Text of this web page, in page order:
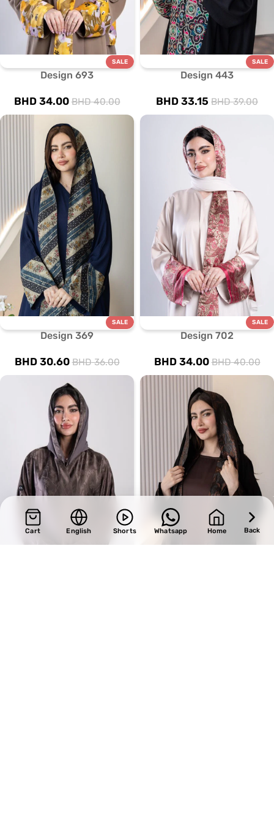
SALE
Design 443
BHD39.00
BHD 33.15
SALE
Design 693
BHD40.00
BHD34.00
SALE
Design 702
BHD40.00
BHD34.00
SALE
Design 369
BHD36.00
BHD30.60
Back
Home
Whatsapp
Shorts
English
Cart